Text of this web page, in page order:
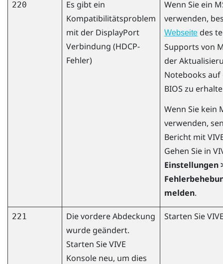
220
Es gibt ein
Kompatibilitätsproblem
mit der DisplayPort
Verbindung (HDCP-
Fehler)
Wenn Sie ein
verwenden,
Webseite des
Supports von
der
Notebooks auf
BIOS zu
Wenn Sie kein
verwenden,
Bericht mit
Gehen Sie in
Einstellungen
melden.
221
Die vordere Abdeckung
wurde geändert.
Starten SieVIVE
Konsole neu, um dies
Starten Sie